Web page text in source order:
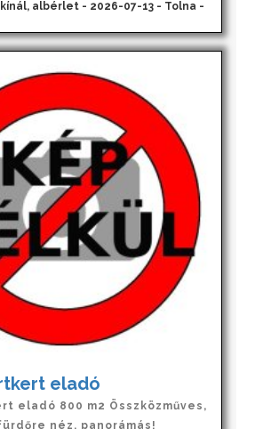
albérlet - 2026-07-13 - Tolna -
eladó
eladó 800 m2 Összközműves,
néz, panorámás!